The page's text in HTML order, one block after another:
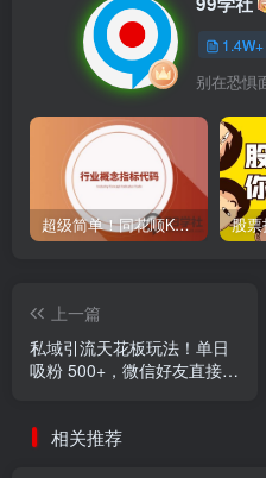
1.4W+
别在恐惧
超级简单！同花顺K线界面显示行业概念指标代码图解
上一篇
私域引流天花板玩法！单日
吸粉 500+，微信好友直接被
相关推荐